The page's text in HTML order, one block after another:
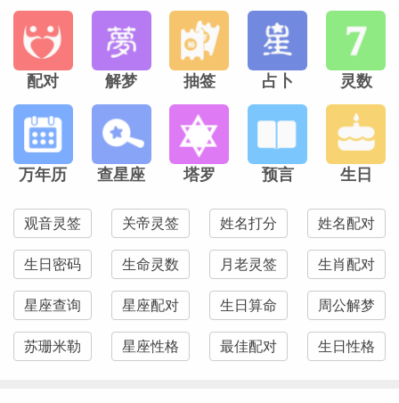
正位圣杯侍从事业事业相当繁忙的一段时
期，积极投身事业，忙碌并快乐着，这个阶
段不乏事业驱动力，越忙碌你可能越是感到
充实，工作...[阅读全文]
本文作者
星座塔罗情感专家
配对 解梦 抽签 占卜 灵数
万年历 查星座 塔罗 预言 生日
观音灵签 关帝灵签 姓名打分 姓名配对
生日密码 生命灵数 月老灵签 生肖配对
星座查询 星座配对 生日算命 周公解梦
苏珊米勒 星座性格 最佳配对 生日性格